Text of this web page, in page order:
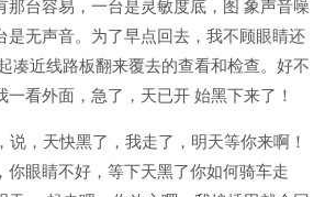
那台容易，一台是灵敏度底，图 象声音噪
是无声音。为了早点回去，我不顾眼睛还
凑近线路板翻来覆去的查看和检查。好不
一看外面，急了，天已开 始黑下来了！
，天快黑了，我走了，明天等你来啊！
你眼睛不好，等下天黑了你如何骑车走